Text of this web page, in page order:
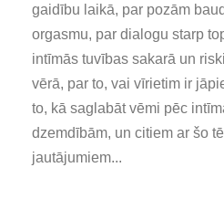
gaidību laikā, par pozām
orgasmu, par dialogu starp
intīmās tuvības sakarā un
vērā, par to, vai vīrietim ir
to, kā saglabāt vēmi pēc
dzemdībām, un citiem ar šo
jautājumiem...